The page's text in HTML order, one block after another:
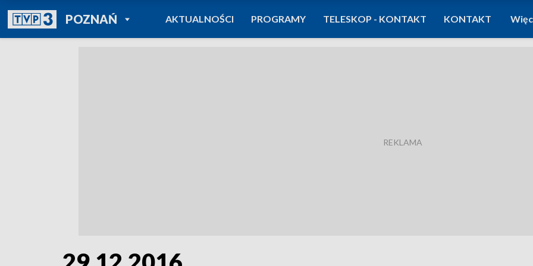
POZNAŃPOWRÓT DO
TVP REGIONY
AKTUALNOŚCI PROGRAMY TELESKOP - KONTAKT KONTAKT